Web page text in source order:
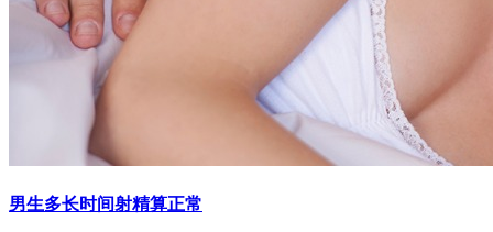
男生多长时间射精算正常